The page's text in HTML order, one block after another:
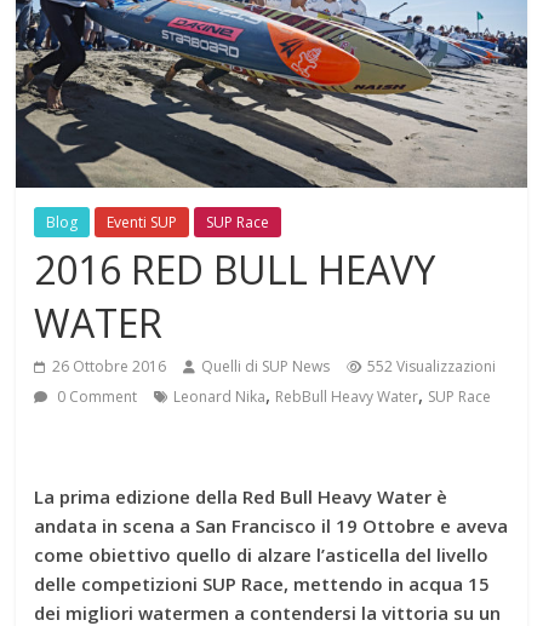
Blog Eventi SUP SUP Race
2016 RED BULL HEAVY
WATER
26 Ottobre 2016 Quelli di SUP News
552 Visualizzazioni
0 Comment
Leonard Nika, RebBull Heavy Water, SUP Race
La prima edizione della Red Bull Heavy Water è
andata in scena a San Francisco il 19 Ottobre e aveva
come obiettivo quello di alzare l’asticella del livello
delle competizioni SUP Race, mettendo in acqua 15
dei migliori watermen a contendersi la vittoria su un